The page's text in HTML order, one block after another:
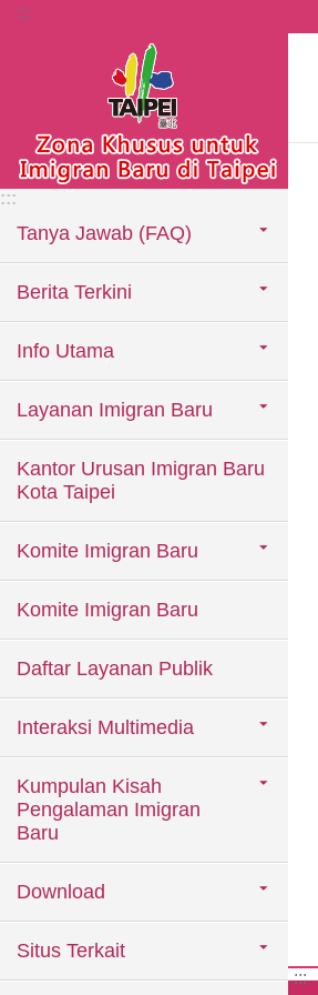
Lompat ke blok konten utama
:::
:::
Tanya Jawab (FAQ)
Berita Terkini
Info Utama
Layanan Imigran Baru
Kantor Urusan Imigran Baru
Kota Taipei
Komite Imigran Baru
Komite Imigran Baru
Daftar Layanan Publik
Interaksi Multimedia
Kumpulan Kisah
Pengalaman Imigran
Baru
Download
Situs Terkait
:::